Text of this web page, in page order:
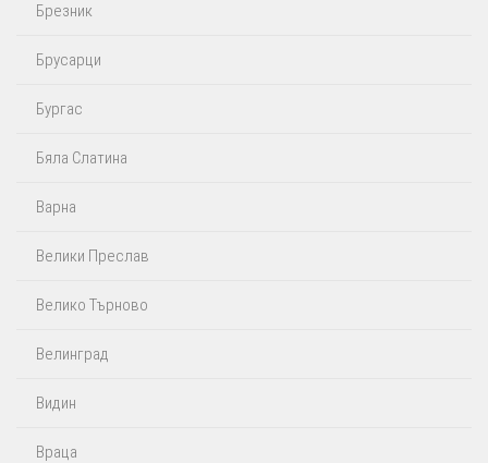
Брезник
Брусарци
Бургас
Бяла Слатина
Варна
Велики Преслав
Велико Търново
Велинград
Видин
Враца